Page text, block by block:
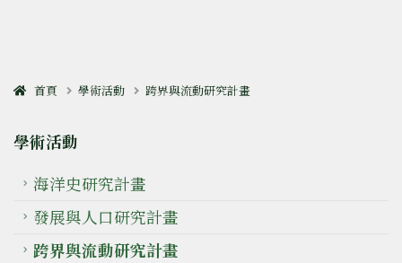
首頁 學術活動 跨界與流動研究計畫
學術活動
海洋史研究計畫
發展與人口研究計畫
跨界與流動研究計畫